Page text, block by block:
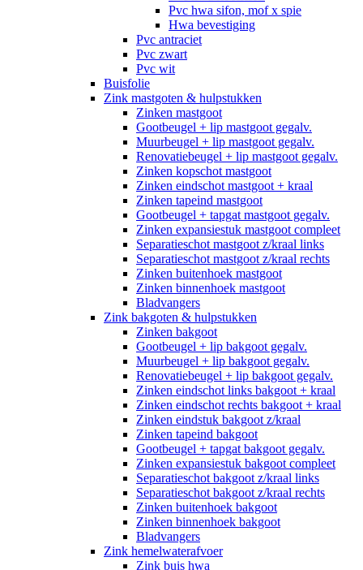
Pvc hwa sifon, mof x spie
Hwa bevestiging
Pvc antraciet
Pvc zwart
Pvc wit
Buisfolie
Zink mastgoten & hulpstukken
Zinken mastgoot
Gootbeugel + lip mastgoot gegalv.
Muurbeugel + lip mastgoot gegalv.
Renovatiebeugel + lip mastgoot gegalv.
Zinken kopschot mastgoot
Zinken eindschot mastgoot + kraal
Zinken tapeind mastgoot
Gootbeugel + tapgat mastgoot gegalv.
Zinken expansiestuk mastgoot compleet
Separatieschot mastgoot z/kraal links
Separatieschot mastgoot z/kraal rechts
Zinken buitenhoek mastgoot
Zinken binnenhoek mastgoot
Bladvangers
Zink bakgoten & hulpstukken
Zinken bakgoot
Gootbeugel + lip bakgoot gegalv.
Muurbeugel + lip bakgoot gegalv.
Renovatiebeugel + lip bakgoot gegalv.
Zinken eindschot links bakgoot + kraal
Zinken eindschot rechts bakgoot + kraal
Zinken eindstuk bakgoot z/kraal
Zinken tapeind bakgoot
Gootbeugel + tapgat bakgoot gegalv.
Zinken expansiestuk bakgoot compleet
Separatieschot bakgoot z/kraal links
Separatieschot bakgoot z/kraal rechts
Zinken buitenhoek bakgoot
Zinken binnenhoek bakgoot
Bladvangers
Zink hemelwaterafvoer
Zink buis hwa